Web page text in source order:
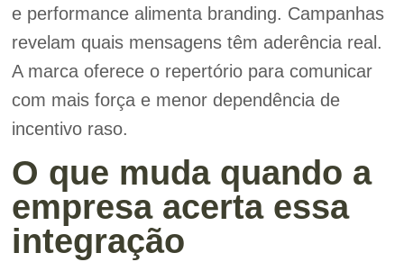
e performance alimenta branding. Campanhas
revelam quais mensagens têm aderência real.
A marca oferece o repertório para comunicar
com mais força e menor dependência de
incentivo raso.
O que muda quando a
empresa acerta essa
integração